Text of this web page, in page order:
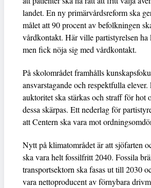
landet. En ny primärvårdsreform ska
målet att 90 procent av befolkningen
vårdkontakt. Här ville partistyrelsen ha
men fick nöja sig med vårdkontakt.
På skolområdet framhålls
ansvarstagande och respektfulla
auktoritet ska stärkas och straff för hot
dessa skärpas. Ett nederlag för
att Centern ska vara mot
Nytt på klimatområdet är att sjöfarten
ska vara helt fossilfritt 2040. Fossila
transportsektorn ska fasas ut till 2030
vara nettoproducent av förnybara